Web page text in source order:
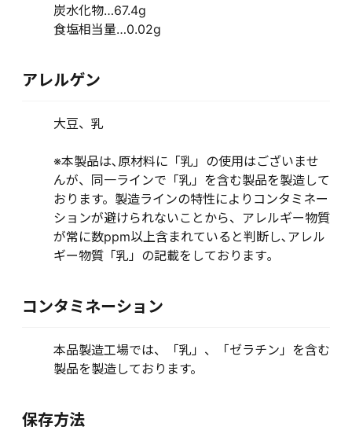
炭水化物…67.4g
食塩相当量…0.02g
アレルゲン
大豆、乳
※本製品は､原材料に「乳」の使用はございませ
んが、同一ラインで「乳」を含む製品を製造して
おります。製造ラインの特性によりコンタミネー
ションが避けられないことから、アレルギー物質
が常に数ppm以上含まれていると判断し､アレル
ギー物質「乳」の記載をしております｡
コンタミネーション
本品製造工場では、「乳」、「ゼラチン」を含む
製品を製造しております。
保存方法